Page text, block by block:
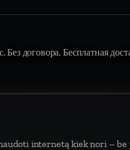
договора. Бесплатная
internetą kiek nori –